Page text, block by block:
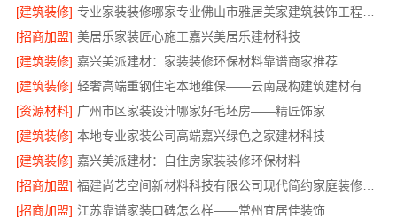
[建筑装修]
专业家装装修哪家专业佛山市雅居美家建筑装饰工程有限公司
[招商加盟] 美居乐家装匠心施工嘉兴美居乐建材科技
[建筑装修] 嘉兴美派建材：家装装修环保材料靠谱商家推荐
[建筑装修]
[资源材料] 广州市区家装设计哪家好毛坯房——精匠饰家
[建筑装修] 本地专业家装公司高端嘉兴绿色之家建材科技
[建筑装修] 嘉兴美派建材：自住房家装装修环保材料
[招商加盟]
福建尚艺空间新材料科技有限公司现代简约家庭装修免费设计整体落地
[招商加盟] 江苏靠谱家装口碑怎么样——常州宜居佳装饰